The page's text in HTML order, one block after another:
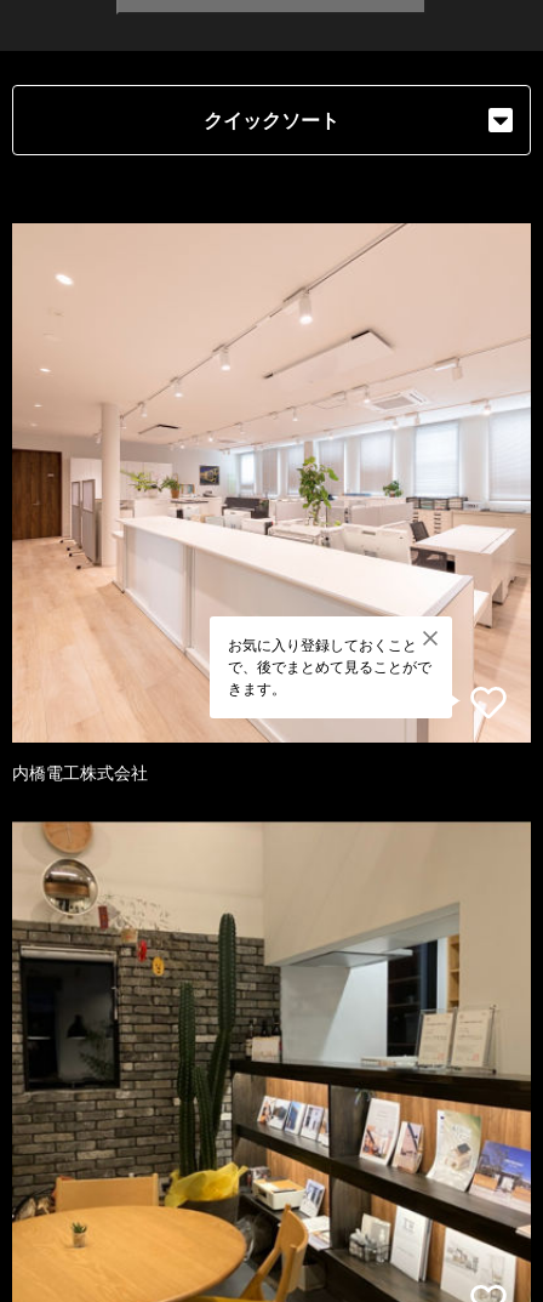
クイックソート
お気に入り登録しておくこと
で、後でまとめて見ることがで
きます。
内橋電工株式会社